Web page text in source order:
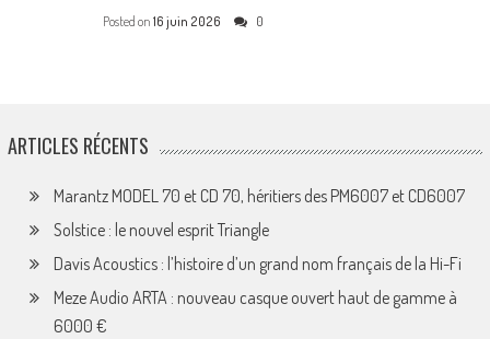
Posted on 16 juin 2026 0
ARTICLES RÉCENTS
Marantz MODEL 70 et CD 70, héritiers des PM6007 et CD6007
Solstice : le nouvel esprit Triangle
Davis Acoustics : l’histoire d’un grand nom français de la Hi-Fi
Meze Audio ARTA : nouveau casque ouvert haut de gamme à
6000 €